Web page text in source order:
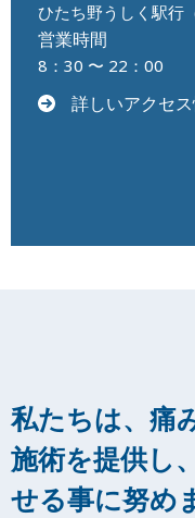
ひたち野うしく駅行
営業時間
8：30 〜 22：00
詳しいアクセ
私たちは、痛
施術を提供し
せる事に努め